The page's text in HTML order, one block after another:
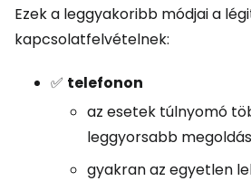
Ezek a leggyakoribb módjai a
kapcsolatfelvételnek:
✅ telefonon
az esetek túlnyomó
leggyorsabb megoldás
gyakran az egyetlen